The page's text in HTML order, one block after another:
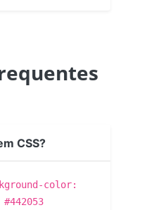
CSS?
color: